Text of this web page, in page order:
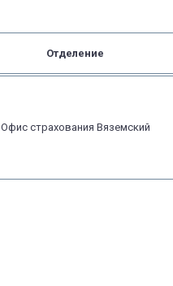
Отделение
Офис страхования Вяземский